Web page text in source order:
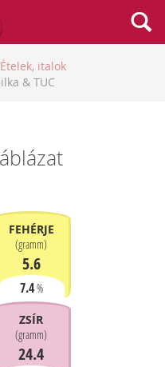
Ételek, italok
& TUC
FEHÉRJE
(gramm)
5.6
7.4%
ZSÍR
(gramm)
24.4